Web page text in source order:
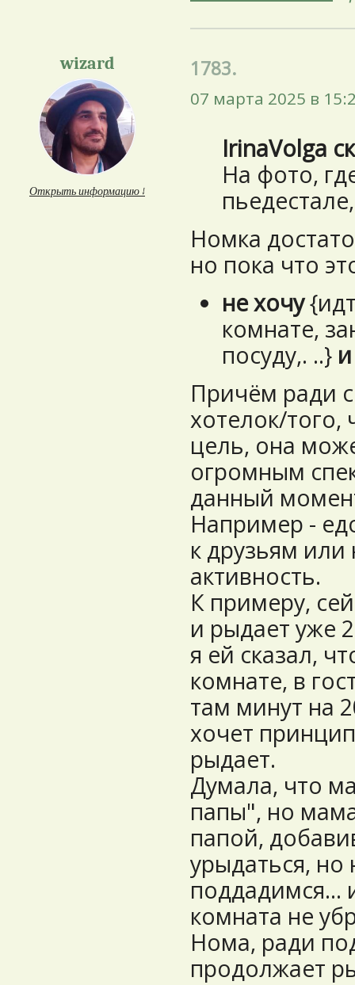
wizard
Открыть информацию ↓
1783.
07 марта 2025 в
IrinaVolga
На фото,
Номка
но пока что
не хочу
комнате,
посуду,. ..}
Причём ради
хотелок/того,
цель, она
огромным
данный
Например -
к друзьям
активность.
К примеру,
и рыдает уже
я ей сказал,
комнате, в
там минут на
хочет
рыдает.
Думала, что
папы", но
папой,
урыдаться,
поддадимся...
комната не
Нома, ради
продолжает